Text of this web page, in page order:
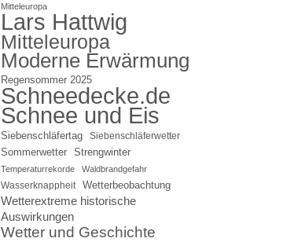
Mitteleuropa
Lars Hattwig
Mitteleuropa
Moderne Erwärmung
Regensommer 2025
Schneedecke.de
Schnee und Eis
Siebenschläfertag Siebenschläferwetter
Sommerwetter Strengwinter
Temperaturrekorde Waldbrandgefahr
Wasserknappheit Wetterbeobachtung
Wetterextreme historische
Auswirkungen
Wetter und Geschichte